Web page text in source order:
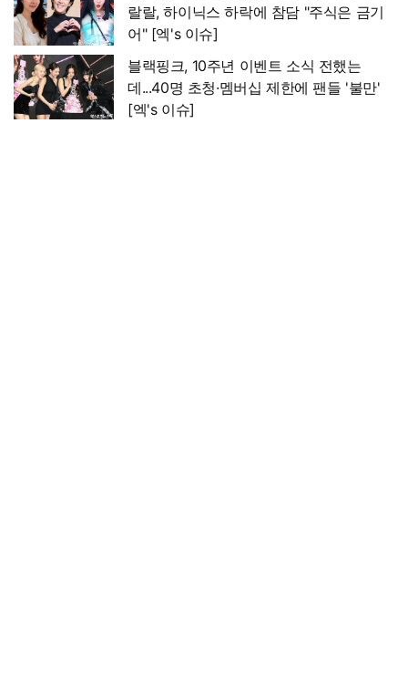
랄랄, 하이닉스 하락에 참담 "주식은 금기
어" [엑's 이슈]
블랙핑크, 10주년 이벤트 소식 전했는
데...40명 초청·멤버십 제한에 팬들 '불만'
[엑's 이슈]